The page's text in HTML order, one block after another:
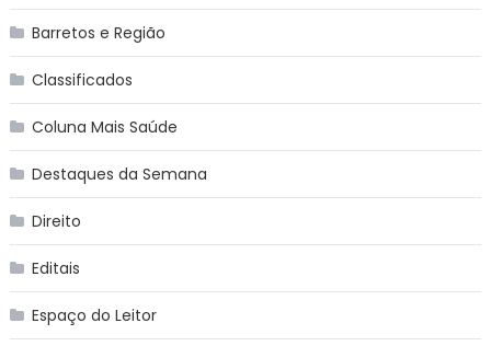
Barretos e Região
Classificados
Coluna Mais Saúde
Destaques da Semana
Direito
Editais
Espaço do Leitor